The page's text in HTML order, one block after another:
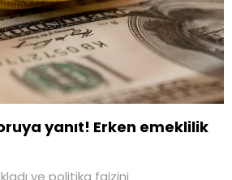
yanıt! Erken emeklilik
ve politika faizini